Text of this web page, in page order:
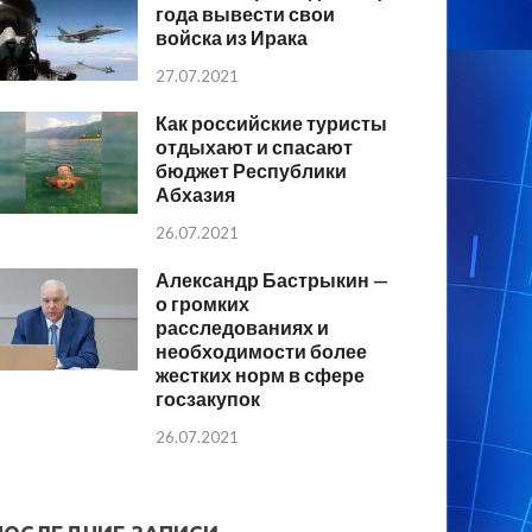
года вывести свои
войска из Ирака
27.07.2021
Как российские туристы
отдыхают и спасают
бюджет Республики
Абхазия
26.07.2021
Александр Бастрыкин —
о громких
расследованиях и
необходимости более
жестких норм в сфере
госзакупок
26.07.2021